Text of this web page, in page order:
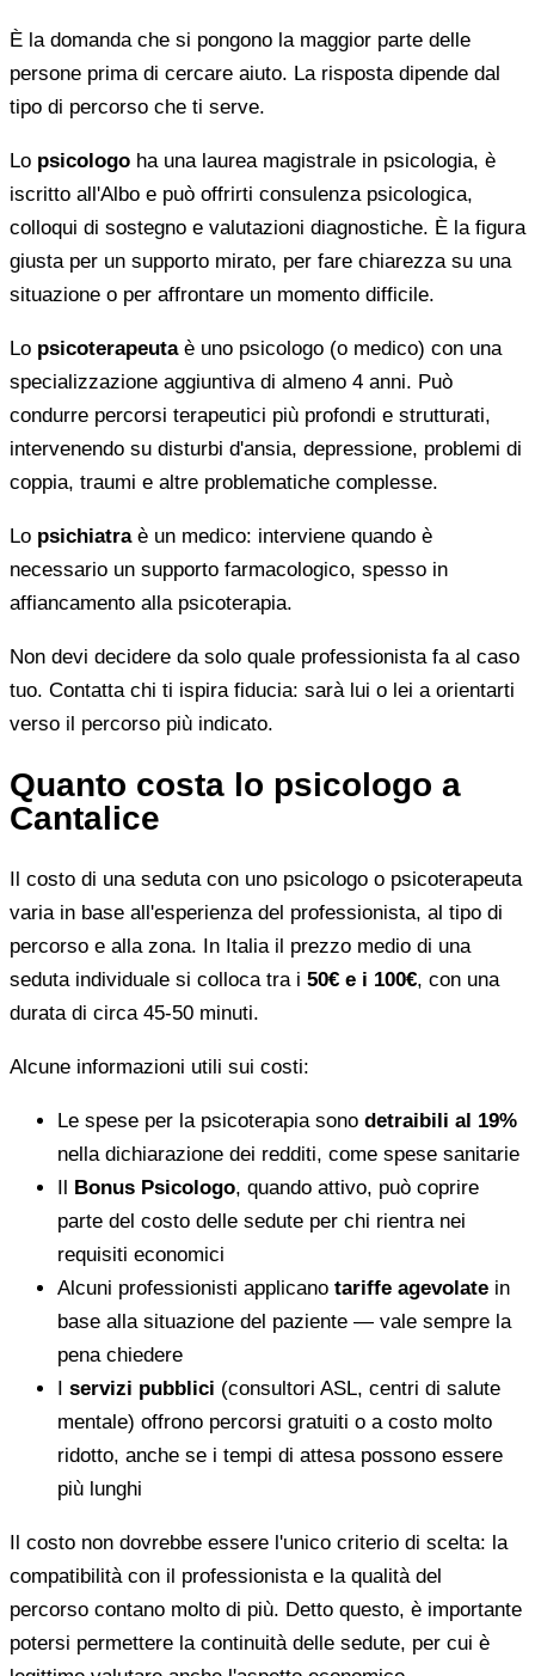
È la domanda che si pongono la maggior parte delle
persone prima di cercare aiuto. La risposta dipende dal
tipo di percorso che ti serve.
Lo psicologo ha una laurea magistrale in psicologia, è
iscritto all'Albo e può offrirti consulenza psicologica,
colloqui di sostegno e valutazioni diagnostiche. È la figura
giusta per un supporto mirato, per fare chiarezza su una
situazione o per affrontare un momento difficile.
Lo psicoterapeutaè uno psicologo (o medico) con una
specializzazione aggiuntiva di almeno 4 anni. Può
condurre percorsi terapeutici più profondi e strutturati,
intervenendo su disturbi d'ansia, depressione, problemi di
coppia, traumi e altre problematiche complesse.
Lo psichiatraè un medico: interviene quando è
necessario un supporto farmacologico, spesso in
affiancamento alla psicoterapia.
Non devi decidere da solo quale professionista fa al caso
tuo. Contatta chi ti ispira fiducia: sarà lui o lei a orientarti
verso il percorso più indicato.
Quanto costa lo psicologo a
Cantalice
Il costo di una seduta con uno psicologo o psicoterapeuta
varia in base all'esperienza del professionista, al tipo di
percorso e alla zona. In Italia il prezzo medio di una
seduta individuale si colloca tra i 50€ e i 100€, con una
durata di circa 45-50 minuti.
Alcune informazioni utili sui costi:
Le spese per la psicoterapia sono detraibili al 19%
nella dichiarazione dei redditi, come spese sanitarie
Il Bonus Psicologo, quando attivo, può coprire
parte del costo delle sedute per chi rientra nei
requisiti economici
Alcuni professionisti applicano tariffe agevolate in
base alla situazione del paziente — vale sempre la
pena chiedere
I servizi pubblici (consultori ASL, centri di salute
mentale) offrono percorsi gratuiti o a costo molto
ridotto, anche se i tempi di attesa possono essere
più lunghi
Il costo non dovrebbe essere l'unico criterio di scelta: la
compatibilità con il professionista e la qualità del
percorso contano molto di più. Detto questo, è importante
potersi permettere la continuità delle sedute, per cui è